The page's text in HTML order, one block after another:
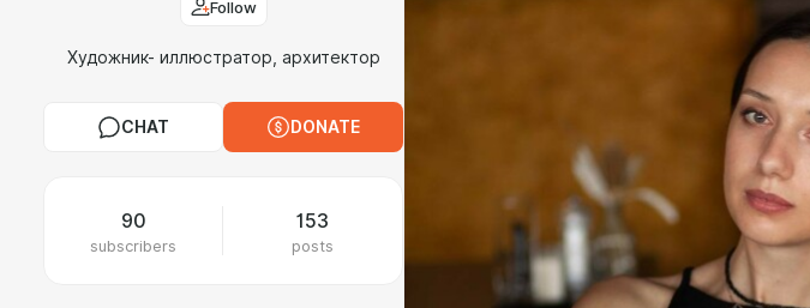
Follow
Художник- иллюстратор, архитектор
CHAT DONATE
90
subscribers
153
posts